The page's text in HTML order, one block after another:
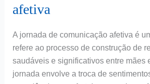
afetiva
A jornada de comunicação afetiva é
refere ao processo de construção de
saudáveis e significativos entre mães
jornada envolve a troca de